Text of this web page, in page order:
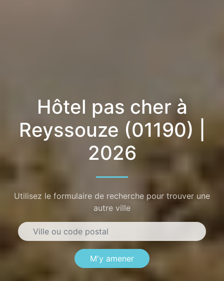
Hôtel pas cher à
Reyssouze (01190) |
2026
Utilisez le formulaire de recherche pour trouver une
autre ville
M'y amener